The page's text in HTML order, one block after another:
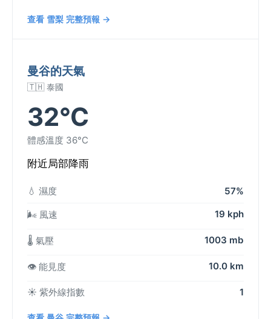
查看 雪梨 完整預報 →
曼谷的天氣
🇹🇭 泰國
32°C
體感溫度 36°C
附近局部降雨
💧 濕度 57%
🌬️ 風速 19 kph
🌡️ 氣壓 1003 mb
👁️ 能見度 10.0 km
☀️ 紫外線指數 1